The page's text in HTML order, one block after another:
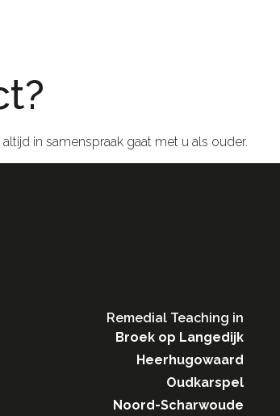
in samenspraak gaat met u als ouder.
Remedial Teaching in​
Broek op Langedijk
Heerhugowaard
Oudkarspel
Noord-Scharwoude